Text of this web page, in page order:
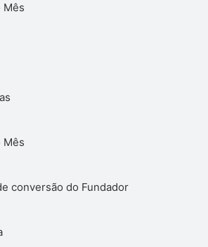
Mês
Mês
conversão do Fundador